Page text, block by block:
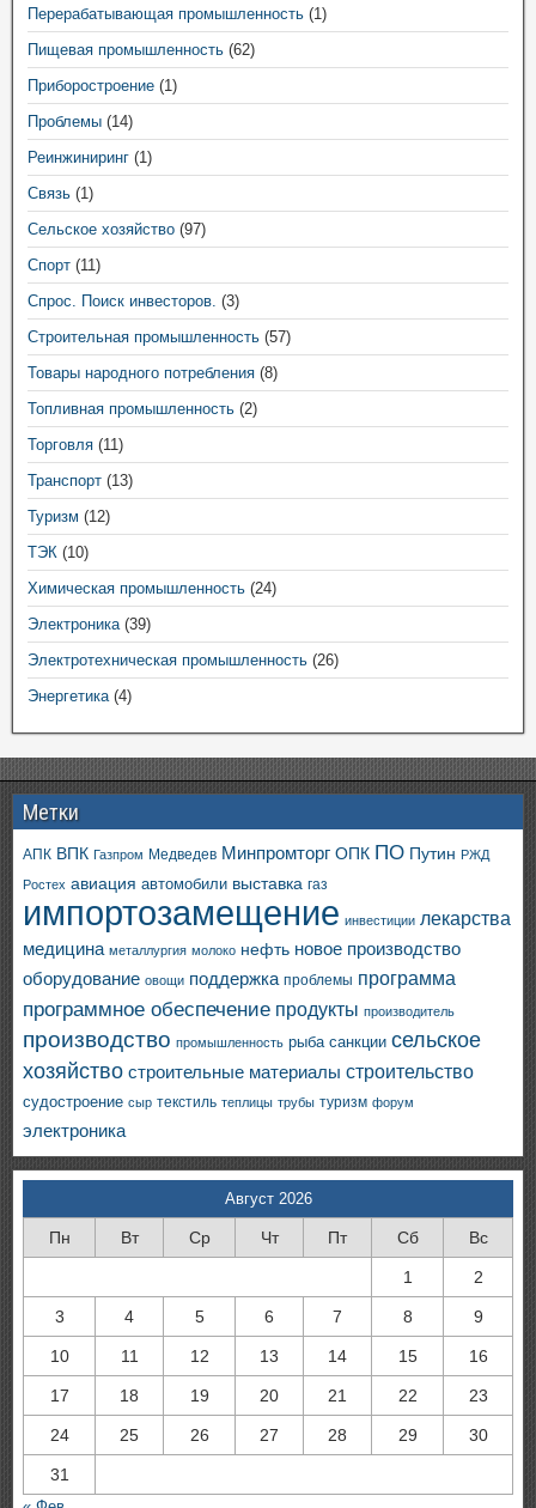
Перерабатывающая промышленность (1)
Пищевая промышленность (62)
Приборостроение (1)
Проблемы (14)
Реинжиниринг (1)
Связь (1)
Сельское хозяйство (97)
Спорт (11)
Спрос. Поиск инвесторов. (3)
Строительная промышленность (57)
Товары народного потребления (8)
Топливная промышленность (2)
Торговля (11)
Транспорт (13)
Туризм (12)
ТЭК (10)
Химическая промышленность (24)
Электроника(39)
Электротехническая промышленность (26)
Энергетика(4)
Метки
АПК ВПК Газпром Медведев Минпромторг ОПК ПО Путин РЖД
Ростех авиация автомобили выставка газ
импортозамещение инвестиции лекарства
медицина металлургия молоко нефть новое производство
оборудование овощи поддержка проблемы программа
программное обеспечение продукты производитель
производство промышленность рыба санкции сельское
хозяйство строительные материалы строительство
судостроение сыр текстиль теплицы трубы туризм форум
электроника
Август 2026
Пн Вт Ср Чт Пт Сб Вс
1 2
3 4 5 6 7 8 9
10 11 12 13 14 15 16
17 18 19 20 21 22 23
24 25 26 27 28 29 30
31